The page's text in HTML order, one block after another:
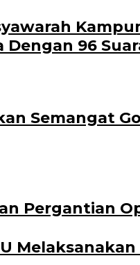
96
Semangat
Pergantian